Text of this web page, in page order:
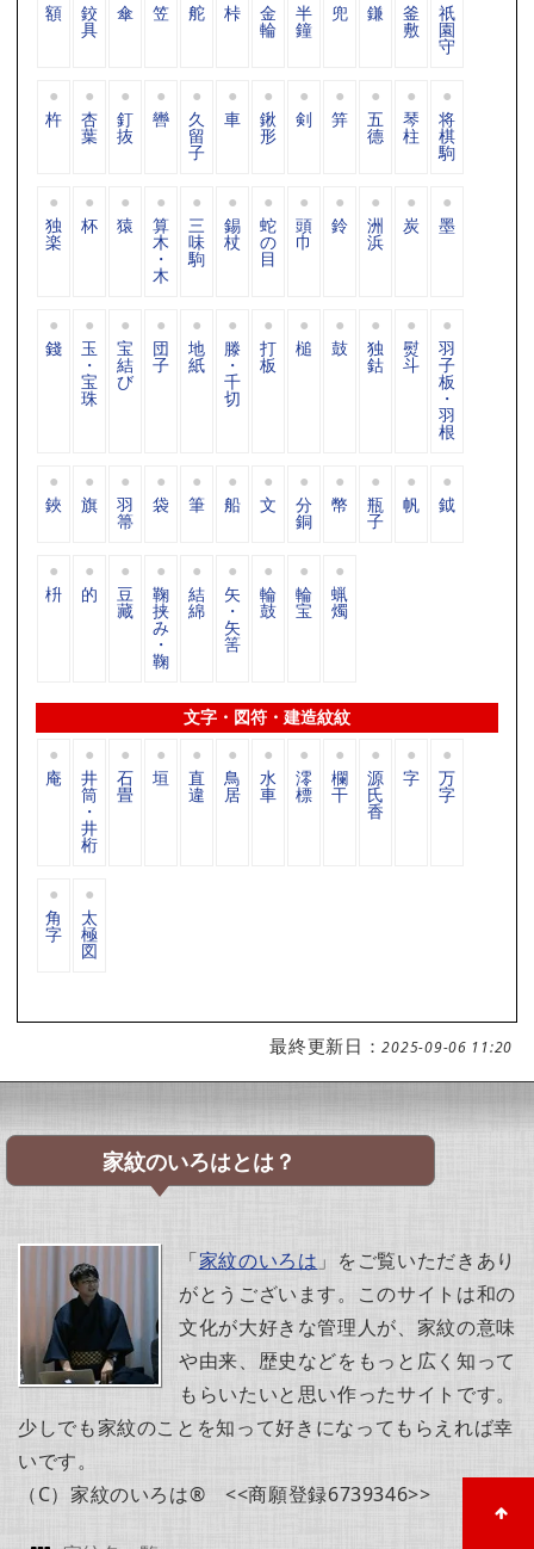
額 鉸
具
傘 笠 舵 桛 金
輪
半
鐘
兜 鎌 釜
敷
祇
園
守
杵 杏
葉
釘
抜
轡 久
留
子
車 鍬
形
剣 笄 五
德
琴
柱
将
棋
駒
独
楽
杯 猿 算
木
・
木
三
味
駒
錫
杖
蛇
の
目
頭
巾
鈴 洲
浜
炭 墨
錢 玉
・
宝
珠
宝
結
び
団
子
地
紙
滕
・
千
切
打
板
槌 鼓 独
鈷
熨
斗
羽
子
板
・
羽
根
鋏 旗 羽
箒
袋 筆 船 文 分
銅
幣 瓶
子
帆 鉞
枡 的 豆
藏
鞠
挟
み
・
鞠
結
綿
矢
・
矢
筈
輪
鼓
輪
宝
蝋
燭
文字・図符・建造紋紋
庵 井
筒
・
井
桁
石
畳
垣 直
違
鳥
居
水
車
澪
標
欄
干
源
氏
香
字 万
字
角
字
太
極
図
最終更新日：2025-09-06 11:20
家紋のいろはとは？
「家紋のいろは 」をご覧いただきあり
がとうございます。このサイトは和の
文化が大好きな管理人が、家紋の意味
や由来、歴史などをもっと広く知って
もらいたいと思い作ったサイトです。
少しでも家紋のことを知って好きになってもらえれば幸
いです。
（C）家紋のいろは® <<商願登録6739346>>